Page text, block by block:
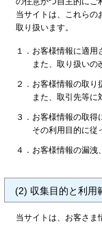
当サイトは、これらの
取り扱います。
１． お客様情報に適用
また、取り扱いの
２． お客様情報の取り
また、取引先等に
３． お客様情報の取得
その利用目的に従
４． お客様情報の漏洩
(2) 収集目的と利用
当サイトは、お客さま